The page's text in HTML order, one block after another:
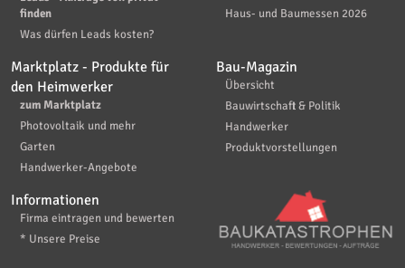
finden
Was dürfen Leads kosten?
Haus- und Baumessen 2026
Marktplatz - Produkte für
den Heimwerker
zum Marktplatz
Photovoltaik und mehr
Garten
Handwerker-Angebote
Bau-Magazin
Übersicht
Bauwirtschaft & Politik
Handwerker
Produktvorstellungen
Informationen
Firma eintragen und bewerten
* Unsere Preise